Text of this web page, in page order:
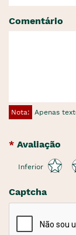
Comentário
Nota: Apenas
Avaliação
Inferior
Captcha